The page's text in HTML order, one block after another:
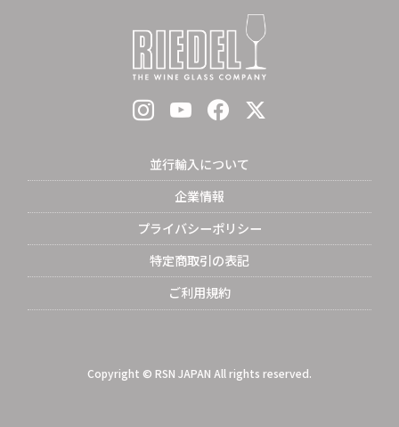
並行輸入について
企業情報
プライバシーポリシー
特定商取引の表記
ご利用規約
Copyright © RSN JAPAN All rights reserved.